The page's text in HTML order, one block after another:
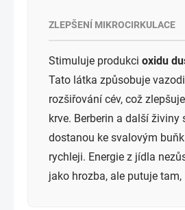
ZLEPŠENÍ MIKROCIRKULACE
Stimuluje produkci oxidu
Tato látka způsobuje
rozšiřování cév, což
krve. Berberin a další živiny
dostanou ke svalovým
rychleji. Energie z jídla
jako hrozba, ale putuje tam,